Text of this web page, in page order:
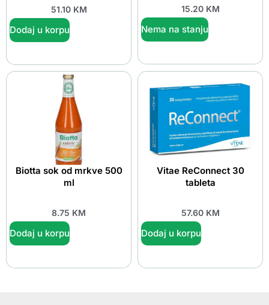
51.10 KM
Dodaj u korpu
15.20 KM
Nema na stanju
Biotta sok od mrkve 500
ml
8.75 KM
Dodaj u korpu
Vitae ReConnect 30
tableta
57.60 KM
Dodaj u korpu